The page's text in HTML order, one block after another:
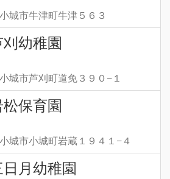
城市牛津町牛津５６３
幼稚園
城市芦刈町道免３９０−１
保育園
城市小城町岩蔵１９４１−４
月幼稚園